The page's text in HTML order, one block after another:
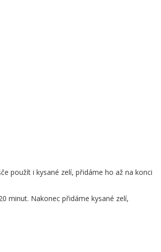
použít i kysané zelí, přidáme ho až na konci
minut. Nakonec přidáme kysané zelí,